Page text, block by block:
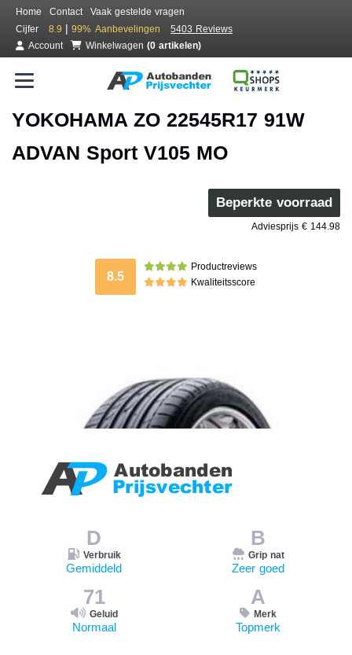
Home Contact
Vaak gestelde vragen
Cijfer
8.9 | 99% Aanbevelingen
5403 Reviews
Account
Winkelwagen (0 artikelen)
YOKOHAMA ZO 22545R17 91W
ADVAN Sport V105 MO
Beperkte voorraad
Adviesprijs € 144.98
8.5
Productreviews
Kwaliteitsscore
D
Verbruik
Gemiddeld
B
Grip nat
Zeer goed
71
Geluid
Normaal
A
Merk
Topmerk